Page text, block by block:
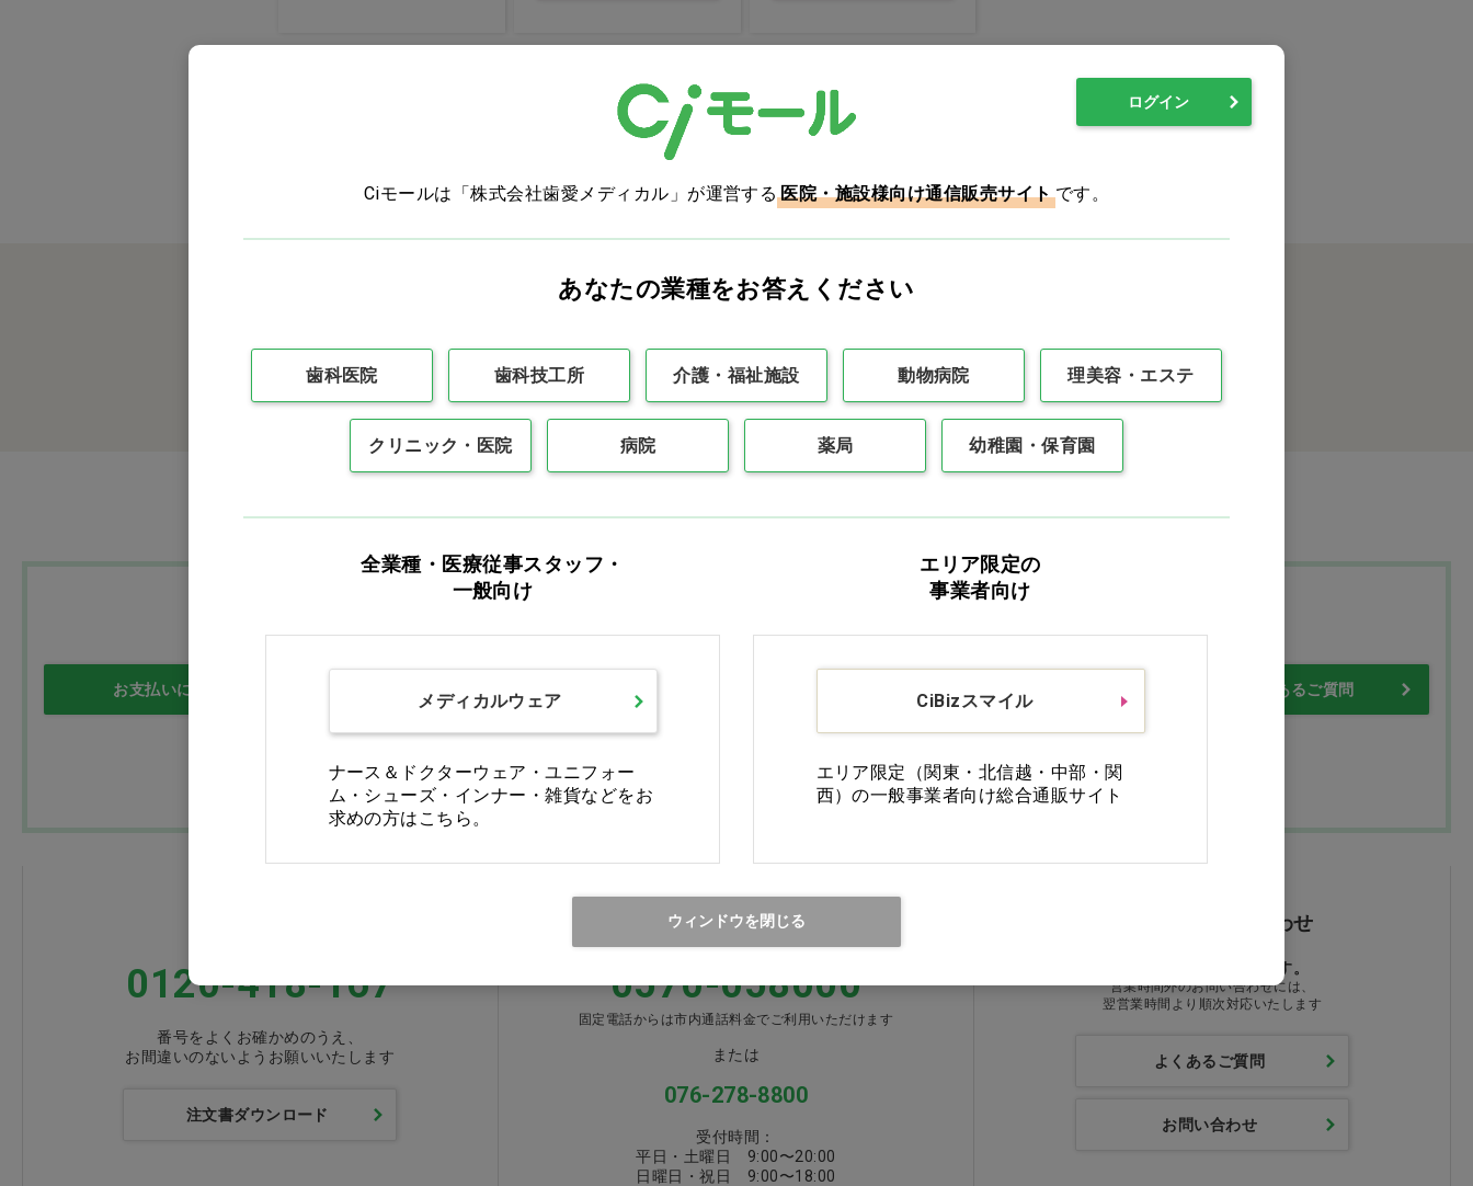
最初 前の100件
カタログをご利用のお客様
カタログ請求 商品コード入力でクイックオーダー
お支払いについて 送料について 修理・保証について よくあるご質問
0120-418-167
番号をよくお確かめのうえ、
お間違いのないようお願いいたします
注文書ダウンロード
お電話でお問い合わせ
0570-058000
固定電話からは市内通話料金でご利用いただけます
または
076-278-8800
受付時間：
平日・土曜日 9:00〜20:00
日曜日・祝日 9:00〜18:00
メールでお問い合わせ
24時間受付しております。
営業時間外のお問い合わせには、
翌営業時間より順次対応いたします
よくあるご質問
お問い合わせ
ログイン
Ciモールは「株式会社歯愛メディカル」が運営する医院・施設様向け通信販売サイトです。
あなたの業種をお答えください
歯科医院 歯科技工所 介護・福祉施設 動物病院 理美容・エステ
クリニック・医院 病院 薬局 幼稚園・保育園
全業種・医療従事スタッフ・
一般向け
メディカルウェア
ナース＆ドクターウェア・ユニフォー
ム・シューズ・インナー・雑貨などをお
求めの方はこちら。
エリア限定の
事業者向け
CiBizスマイル
エリア限定（関東・北信越・中部・関
西）の一般事業者向け総合通販サイト
ウィンドウを閉じる